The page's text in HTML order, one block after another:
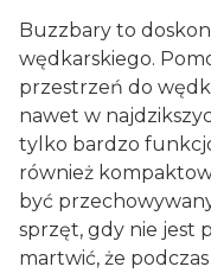
Buzzbary to
wędkarskiego.
przestrzeń do
nawet w
tylko bardzo
również
być
sprzęt, gdy nie jest
martwić, że